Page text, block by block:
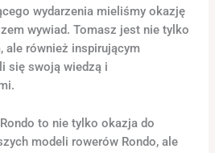
wydarzenia mieliśmy okazję
wywiad. Tomasz jest nie tylko
ale również inspirującym
się swoją wiedzą i
Rondo to nie tylko okazja do
modeli rowerów Rondo, ale